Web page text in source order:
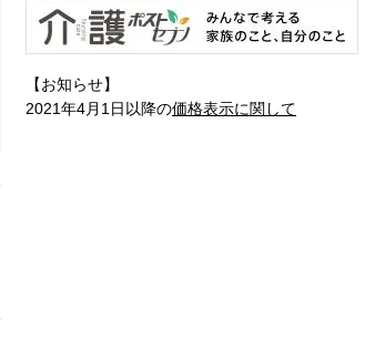
【お知らせ】
2021年4月1日以降の価格表示に関して